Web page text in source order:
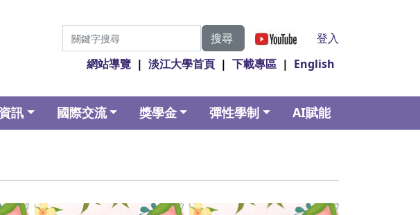
搜尋
登入
網站導覽 | 淡江大學首頁 | 下載專區 | English
訊 國際交流 獎學金 彈性學制 AI賦能